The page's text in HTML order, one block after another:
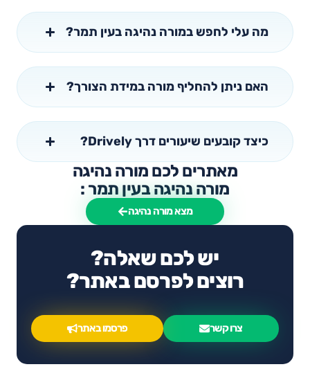
מה עלי לחפש במורה נהיגה בעין תמר?
האם ניתן להחליף מורה במידת הצורך?
כיצד קובעים שיעורים דרך Drively?
מאתרים לכם מורה נהיגה
מורה נהיגה בעין תמר :
מצא מורה נהיגה
יש לכם שאלה?
רוצים לפרסם באתר?
צרו קשר פרסמו באתר